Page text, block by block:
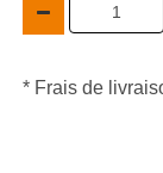
* Frais de